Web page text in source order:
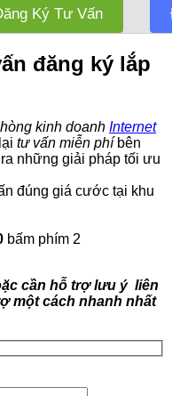
Ký Tư Vấn
đăng ký lắp
kinh doanh Internet
tư vấn miễn phíbên
những giải pháp tối ưu
đúng giá cước tại khu
bấm phím 2
cần hỗ trợ lưu ý liên
một cách nhanh nhất